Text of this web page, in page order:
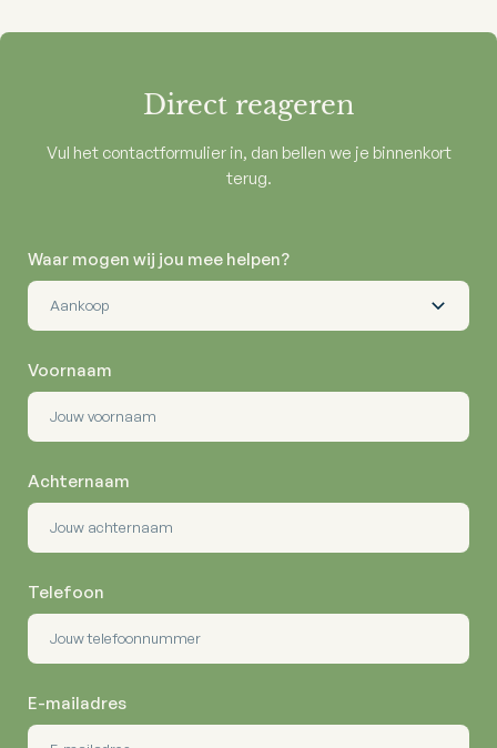
Direct reageren
Vul het contactformulier in, dan bellen we je binnenkort
terug.
Waar mogen wij jou mee helpen?
Voornaam
Achternaam
Telefoon
E-mailadres